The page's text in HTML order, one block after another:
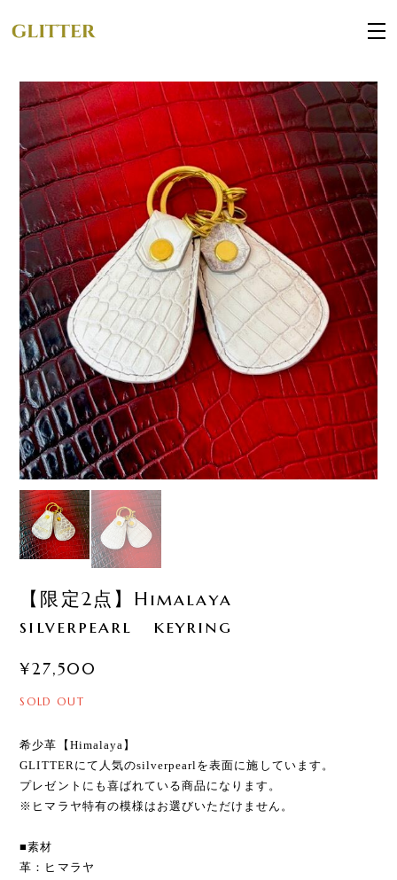
【限定2点】Himalaya
silverpearl keyring
¥27,500
SOLD OUT
希少革【Himalaya】
GLITTERにて人気のsilverpearlを表面に施しています。
プレゼントにも喜ばれている商品になります。
※ヒマラヤ特有の模様はお選びいただけません。
■素材
革：ヒマラヤ